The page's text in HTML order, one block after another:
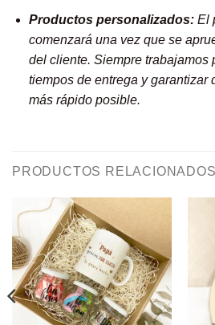
Productos personalizados:El
comenzará una vez que se
del cliente. Siempre trabajamos
tiempos de entrega y garantizar
más rápido posible.
PRODUCTOS RELACIONADOS